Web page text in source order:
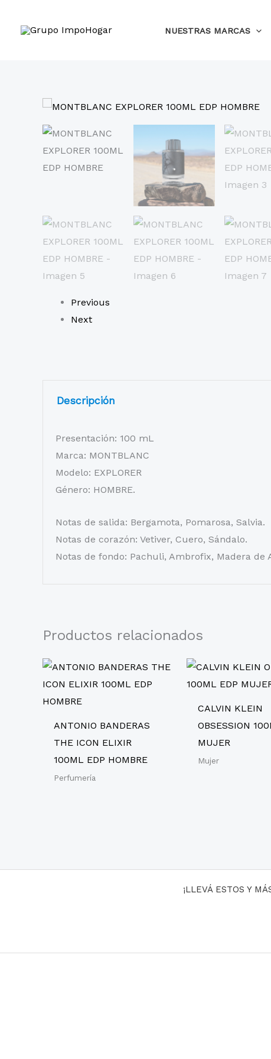
NUESTRAS MARCAS
Previous
Next
Descripción
Presentación: 100 mL
Marca: MONTBLANC
Modelo: EXPLORER
Género: HOMBRE.
Notas de salida: Bergamota, Pomarosa, Salvia.
Notas de corazón: Vetiver, Cuero, Sándalo.
Notas de fondo: Pachuli, Ambrofix, Madera de
Productos relacionados
ANTONIO BANDERAS
THE ICON ELIXIR
100ML EDP HOMBRE
Perfumería
CALVIN KLEIN
OBSESSION
MUJER
Mujer
¡LLEVÁ ESTOS Y